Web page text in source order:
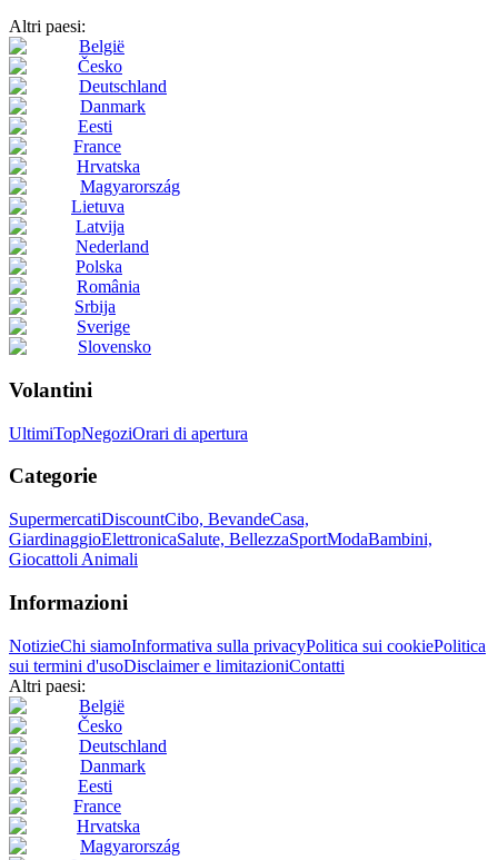
Altri paesi:
België
Česko
Deutschland
Danmark
Eesti
France
Hrvatska
Magyarország
Lietuva
Latvija
Nederland
Polska
România
Srbija
Sverige
Slovensko
Volantini
UltimiTopNegoziOrari di apertura
Categorie
SupermercatiDiscountCibo, BevandeCasa,
GiardinaggioElettronicaSalute, BellezzaSportModaBambini,
Giocattoli Animali
Informazioni
NotizieChi siamoInformativa sulla privacyPolitica sui cookiePolitica
sui termini d'usoDisclaimer e limitazioniContatti
Altri paesi:
België
Česko
Deutschland
Danmark
Eesti
France
Hrvatska
Magyarország